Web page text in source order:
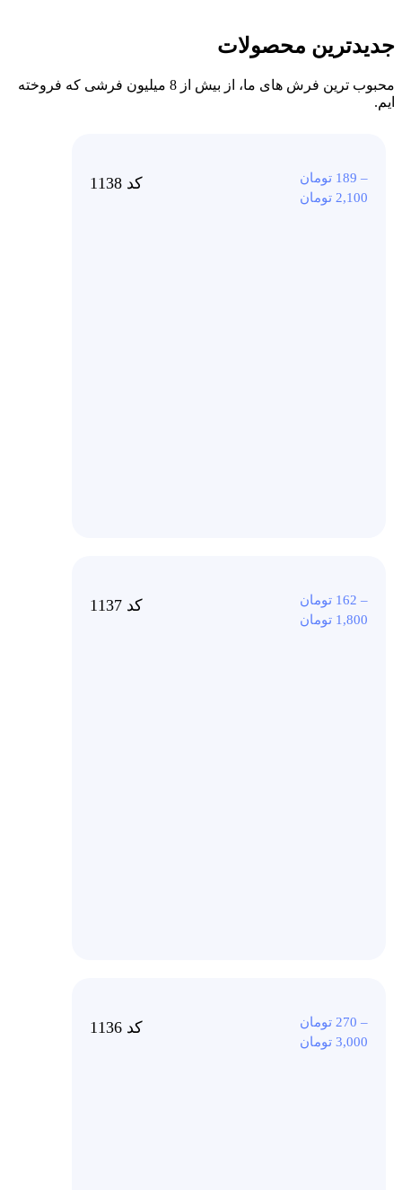
جدیدترین محصولات
محبوب ترین فرش های ما، از بیش از 8 میلیون فرشی که فروخته
ایم.
کد 1138 189 تومان
–
2,100 تومان
کد 1137 162 تومان
–
1,800 تومان
کد 1136 270 تومان
–
3,000 تومان